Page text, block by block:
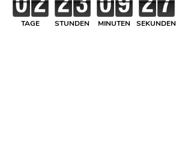
TAGE STUNDEN MINUTEN SEKUNDEN